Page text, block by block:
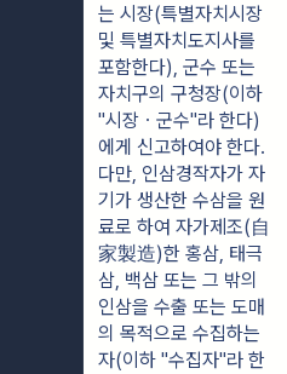
는 시장(특별자치시장
및 특별자치도지사를
포함한다), 군수 또는
자치구의 구청장(이하
"시장ㆍ군수"라 한다)
에게 신고하여야 한다.
다만, 인삼경작자가 자
기가 생산한 수삼을 원
료로 하여 자가제조(自
家製造)한 홍삼, 태극
삼, 백삼 또는 그 밖의
인삼을 수출 또는 도매
의 목적으로 수집하는
자(이하 "수집자"라 한